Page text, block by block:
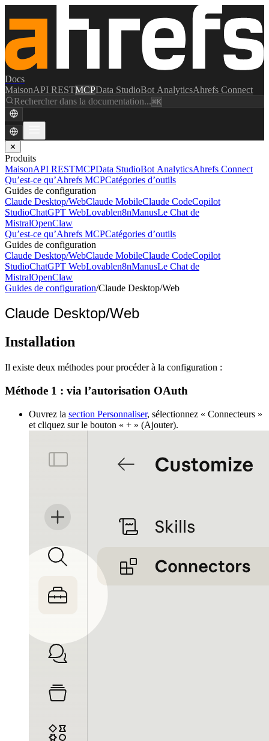
Docs
MaisonAPI RESTMCPData StudioBot AnalyticsAhrefs Connect
Rechercher dans la documentation...⌘K
✕
Produits
MaisonAPI RESTMCPData StudioBot AnalyticsAhrefs Connect
Qu’est-ce qu’Ahrefs MCPCatégories d’outils
Guides de configuration
Claude Desktop/WebClaude MobileClaude CodeCopilot
StudioChatGPT WebLovablen8nManusLe Chat de
MistralOpenClaw
Qu’est-ce qu’Ahrefs MCPCatégories d’outils
Guides de configuration
Claude Desktop/WebClaude MobileClaude CodeCopilot
StudioChatGPT WebLovablen8nManusLe Chat de
MistralOpenClaw
Guides de configuration/Claude Desktop/Web
Claude Desktop/Web
Installation
Il existe deux méthodes pour procéder à la configuration :
Méthode 1 : via l’autorisation OAuth
Ouvrez la section Personnaliser, sélectionnez « Connecteurs »
et cliquez sur le bouton « + » (Ajouter).